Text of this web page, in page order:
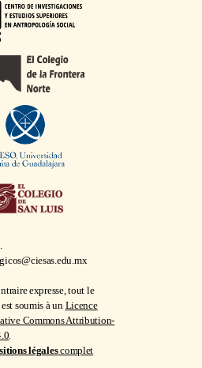
expresse, tout le
soumis à un Licence
Commons Attribution-
légalescomplet